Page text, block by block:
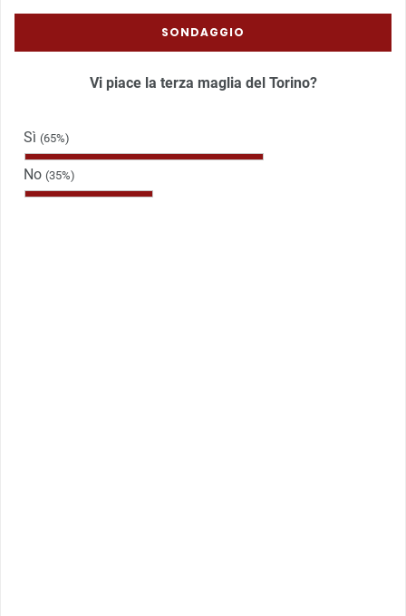
SONDAGGIO
Vi piace la terza maglia del Torino?
Sì (65%)
No (35%)